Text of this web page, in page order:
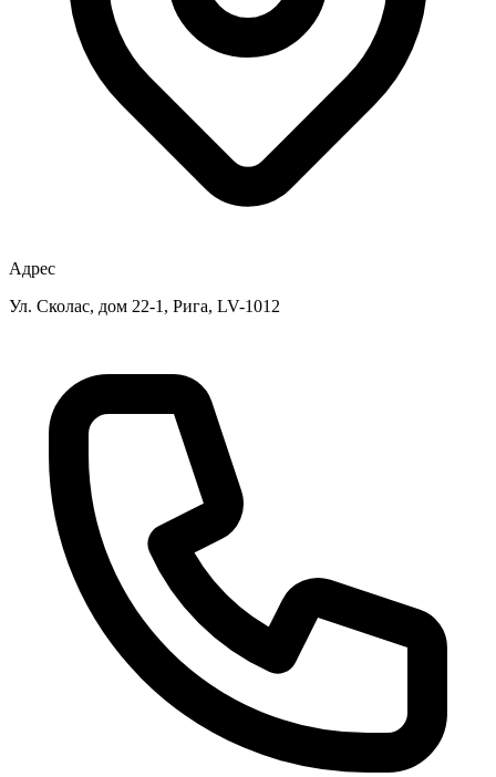
Адрес
Ул. Сколас, дом 22-1, Рига, LV-1012